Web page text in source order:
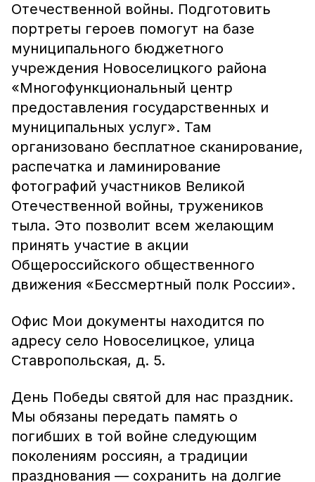
Отечественной войны. Подготовить
портреты героев помогут на базе
муниципального бюджетного
учреждения Новоселицкого района
«Многофункциональный центр
предоставления государственных и
муниципальных услуг». Там
организовано бесплатное сканирование,
распечатка и ламинирование
фотографий участников Великой
Отечественной войны, тружеников
тыла. Это позволит всем желающим
принять участие в акции
Общероссийского общественного
движения «Бессмертный полк России».
Офис Мои документы находится по
адресу село Новоселицкое, улица
Ставропольская, д. 5.
День Победы святой для нас праздник.
Мы обязаны передать память о
погибших в той войне следующим
поколениям россиян, а традиции
празднования — сохранить на долгие